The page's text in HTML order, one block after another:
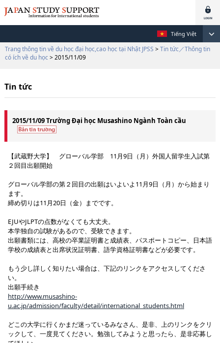
Tiếng Việt
Trang thông tin về du học đại học,cao học tại Nhật JPSS > Tin tức／Thông tin
có ích về du học > 2015/11/09
Tin tức
2015/11/09 Trường Đại học Musashino Ngành Toàn cầu
【武蔵野大学】 グローバル学部 11月9日（月）外国人留学生入試第
２回目出願開始
グローバル学部の第２回目の出願はいよいよ11月9日（月）から始まり
ます。
締め切りは11月20日（金）までです。
EJUやJLPTの点数がなくても大丈夫。
本学独自の試験があるので、受験できます。
出願書類には、高校の卒業証明書と成績表、パスポートコピー、日本語
学校の成績表と出席状況証明書、語学資格証明書などが必要です。
もう少し詳しく知りたい場合は、下記のリンクをアクセスしてくださ
い。
出願手続き
http://www.musashino-
u.ac.jp/admission/faculty/detail/international_students.html
どこの大学に行くかまだ迷っているみなさん、是非、上のリンクをクリ
ックして、一度見てください。勉強してみようと思ったら、是非応募し